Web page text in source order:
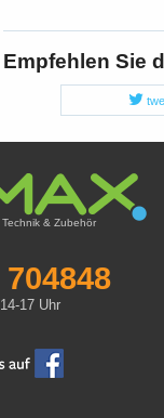
Empfehlen Sie
& Zubehör
17 Uhr